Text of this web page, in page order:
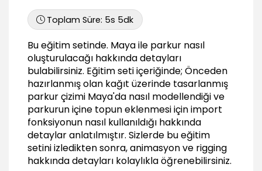
Son detaylar
36:33
Döngü (Loop)
49:01
Toplam Süre: 5s 5dk
Bu eğitim setinde. Maya ile parkur nasıl
oluşturulacağı hakkında detayları
bulabilirsiniz. Eğitim seti içeriğinde; Önceden
hazırlanmış olan kağıt üzerinde tasarlanmış
parkur çizimi Maya'da nasıl modellendiği ve
parkurun içine topun eklenmesi için import
fonksiyonun nasıl kullanıldığı hakkında
detaylar anlatılmıştır. Sizlerde bu eğitim
setini izledikten sonra, animasyon ve rigging
hakkında detayları kolaylıkla öğrenebilirsiniz.